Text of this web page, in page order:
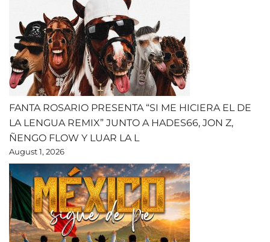
FANTA ROSARIO PRESENTA “SI ME HICIERA EL DE
LA LENGUA REMIX” JUNTO A HADES66, JON Z,
ÑENGO FLOW Y LUAR LA L
August 1, 2026